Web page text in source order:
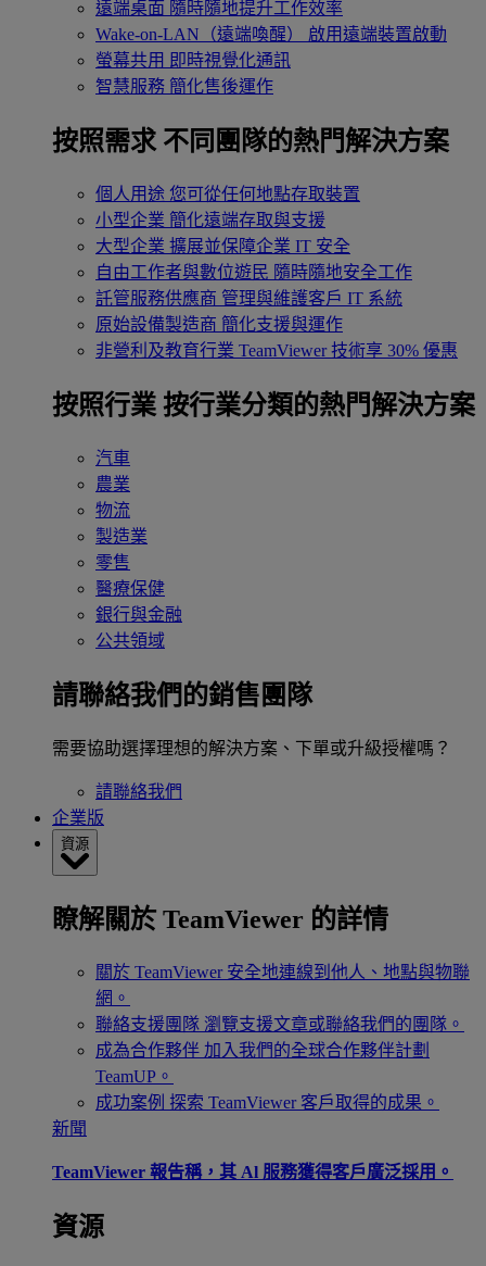
遠端桌面 隨時隨地提升工作效率
Wake-on-LAN（遠端喚醒）
啟用遠端裝置啟動
螢幕共用 即時視覺化通訊
智慧服務 簡化售後運作
按照需求 不同團隊的熱門解決方案
個人用途 您可從任何地點存取裝置
小型企業 簡化遠端存取與支援
大型企業 擴展並保障企業 IT 安全
自由工作者與數位遊民 隨時隨地安全工作
託管服務供應商 管理與維護客戶 IT 系統
原始設備製造商 簡化支援與運作
非營利及教育行業 TeamViewer 技術享 30% 優惠
按照行業 按行業分類的熱門解決方案
汽車
農業
物流
製造業
零售
醫療保健
銀行與金融
公共領域
請聯絡我們的銷售團隊
需要協助選擇理想的解決方案、下單或升級授權嗎？
請聯絡我們
企業版
資源
瞭解關於 TeamViewer 的詳情
關於 TeamViewer 安全地連線到他人、地點與物聯
網。
聯絡支援團隊 瀏覽支援文章或聯絡我們的團隊。
成為合作夥伴 加入我們的全球合作夥伴計劃
TeamUP。
成功案例 探索 TeamViewer 客戶取得的成果。
新聞
TeamViewer 報告稱，其 Al 服務獲得客戶廣泛採用。
資源